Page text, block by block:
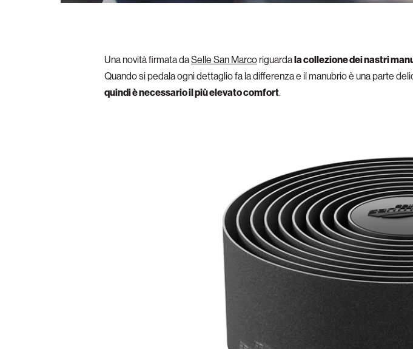
Una novità firmata daSelle San Marcoriguardala collezione dei nastri
Quando si pedala ogni dettaglio fa la differenza e il manubrio è una parte
quindi è necessario il più elevato comfort.